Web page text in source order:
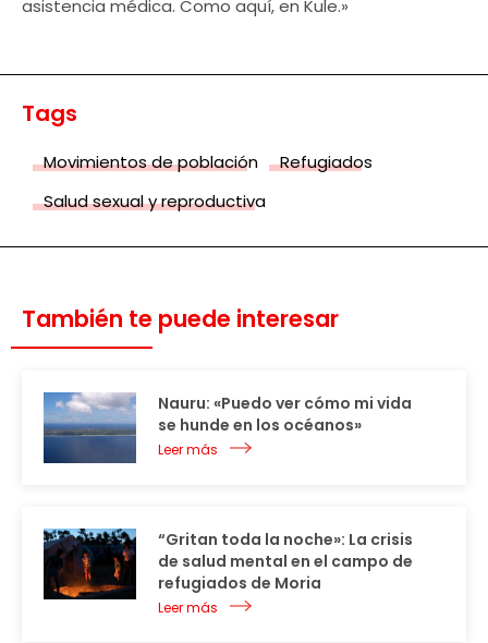
asistencia médica. Como aquí, en Kule.»
Tags
Movimientos de población
Refugiados
Salud sexual y reproductiva
También te puede interesar
Nauru: «Puedo ver cómo mi vida
se hunde en los océanos»
Leer más
“Gritan toda la noche»: La crisis
de salud mental en el campo de
refugiados de Moria
Leer más